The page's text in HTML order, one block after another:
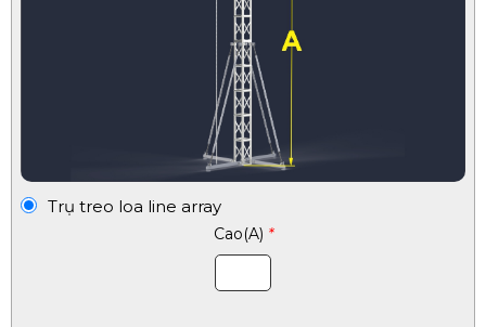
Trụ treo loa line array
Cao(A) *